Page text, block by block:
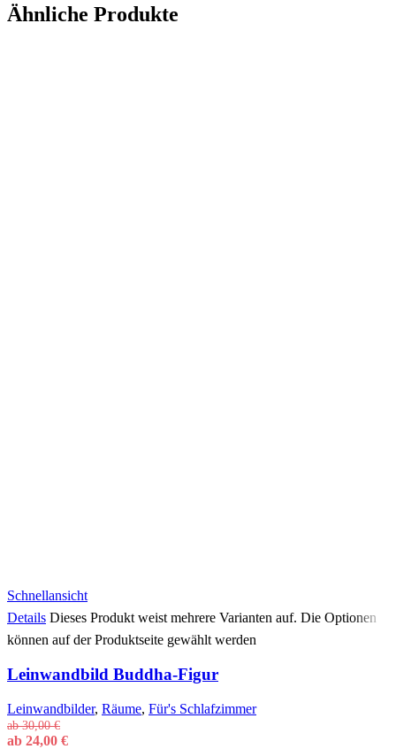
Ähnliche Produkte
Schnellansicht
Details Dieses Produkt weist mehrere Varianten auf. Die Optionen
können auf der Produktseite gewählt werden
Leinwandbild Buddha-Figur
Leinwandbilder, Räume, Für's Schlafzimmer
ab30,00€
ab 24,00 €